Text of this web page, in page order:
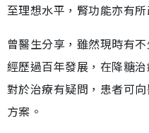
至理想水平，腎功能亦有所
曾醫生分享，雖然現時有
經歷過百年發展，在降糖
對於治療有疑問，患者可
方案。